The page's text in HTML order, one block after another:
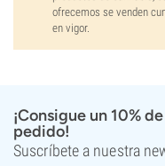
ofrecemos se venden
en vigor.
¡Consigue un 10%
pedido!
Suscríbete a nuestra